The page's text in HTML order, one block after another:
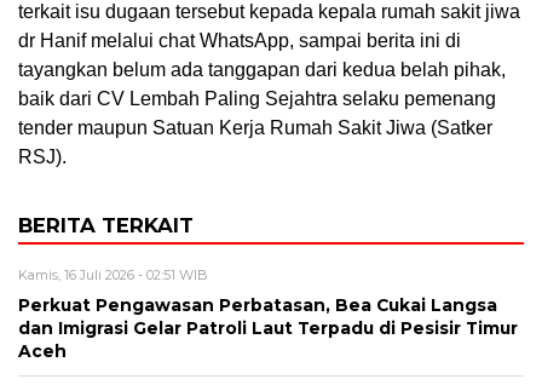
terkait isu dugaan tersebut kepada kepala rumah sakit jiwa
dr Hanif melalui chat WhatsApp, sampai berita ini di
tayangkan belum ada tanggapan dari kedua belah pihak,
baik dari CV Lembah Paling Sejahtra selaku pemenang
tender maupun Satuan Kerja Rumah Sakit Jiwa (Satker
RSJ).
BERITA TERKAIT
Kamis, 16 Juli 2026 - 02:51 WIB
Perkuat Pengawasan Perbatasan, Bea Cukai Langsa
dan Imigrasi Gelar Patroli Laut Terpadu di Pesisir Timur
Aceh